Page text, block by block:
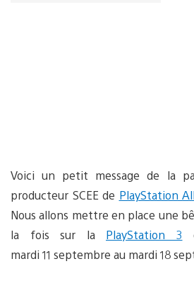
Voici un petit message de la
producteur SCEE de PlayStation
Nous allons mettre en place une
la fois sur la PlayStation 3
mardi 11 septembre au mardi 18